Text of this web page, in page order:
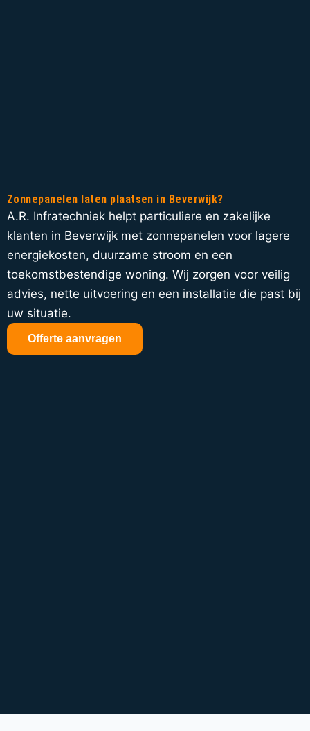
Zonnepanelen laten plaatsen in Beverwijk?
A.R. Infratechniek helpt particuliere en zakelijke
klanten in Beverwijk met zonnepanelen voor lagere
energiekosten, duurzame stroom en een
toekomstbestendige woning. Wij zorgen voor veilig
advies, nette uitvoering en een installatie die past bij
uw situatie.
Offerte aanvragen